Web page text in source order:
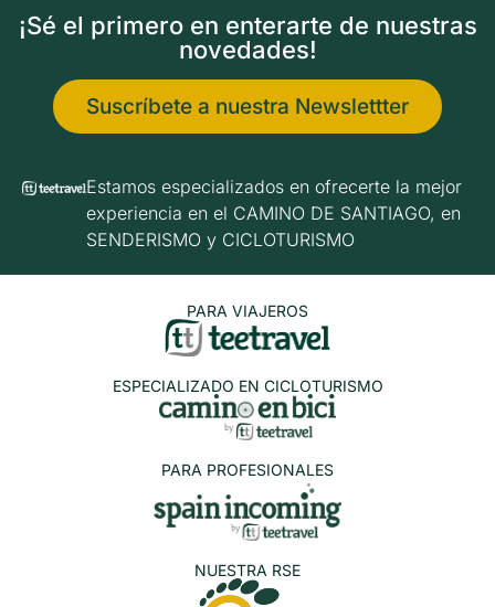
¡Sé el primero en enterarte de nuestras
novedades!
Suscríbete a nuestra Newslettter
Estamos especializados en ofrecerte la mejor
experiencia en el CAMINO DE SANTIAGO, en
SENDERISMO y CICLOTURISMO
PARA VIAJEROS
ESPECIALIZADO EN CICLOTURISMO
PARA PROFESIONALES
NUESTRA RSE